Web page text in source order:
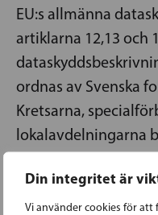
Din integritet är
Vi använder cookies för
EU:s allmänna
artiklarna 12,13 och
ordnas av Svenska
Kretsarna,
lokalavdelningarna
använder uppgifter
1.